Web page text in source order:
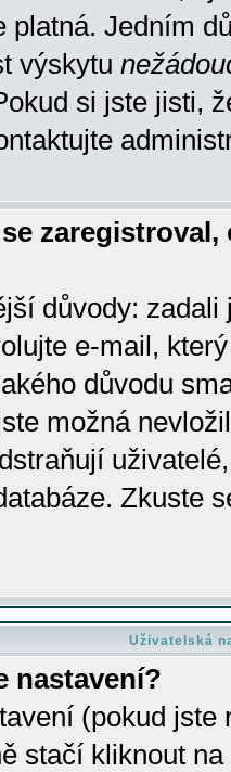
platná. Jedním
výskytu
si jste jisti,
důvody:
e-mail,
důvodu
možná
Zkuste
Uživatelská
nastavení?
(pokud
stačí kliknout